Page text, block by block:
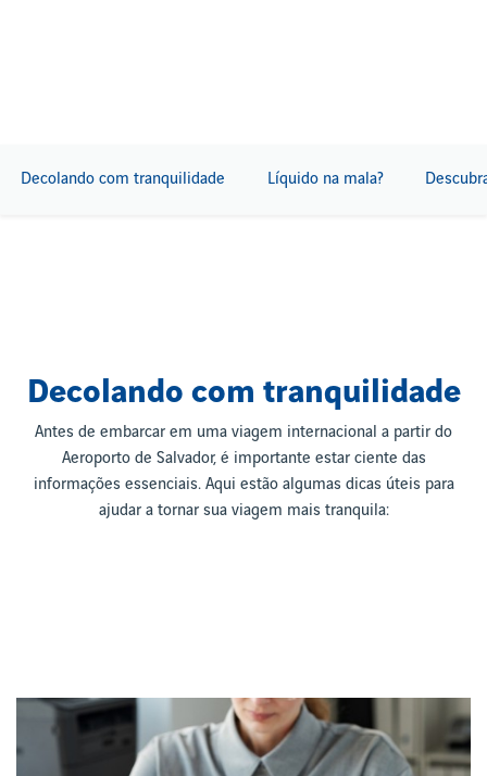
Decolando com tranquilidade Líquido na mala?
Decolando com tranquilidade
Antes de embarcar em uma viagem internacional a partir do
Aeroporto de Salvador, é importante estar ciente das
informações essenciais. Aqui estão algumas dicas úteis para
ajudar a tornar sua viagem mais tranquila: